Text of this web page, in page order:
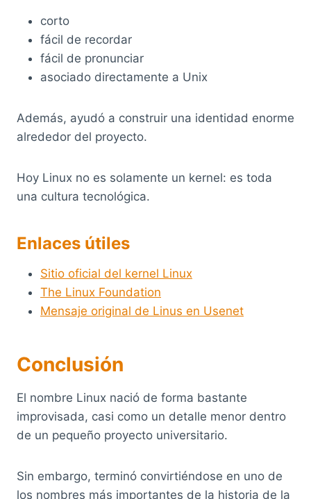
corto
fácil de recordar
fácil de pronunciar
asociado directamente a Unix
Además, ayudó a construir una identidad enorme
alrededor del proyecto.
Hoy Linux no es solamente un kernel: es toda
una cultura tecnológica.
Enlaces útiles
Sitio oficial del kernel Linux
The Linux Foundation
Mensaje original de Linus en Usenet
Conclusión
El nombre Linux nació de forma bastante
improvisada, casi como un detalle menor dentro
de un pequeño proyecto universitario.
Sin embargo, terminó convirtiéndose en uno de
los nombres más importantes de la historia de la